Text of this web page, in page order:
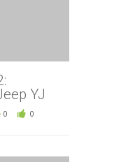
YJ
0 0